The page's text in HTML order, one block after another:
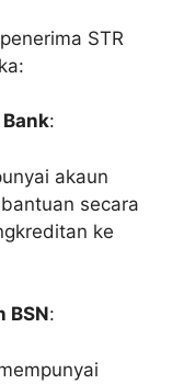
STR
:
akaun
secara
ke
BSN: